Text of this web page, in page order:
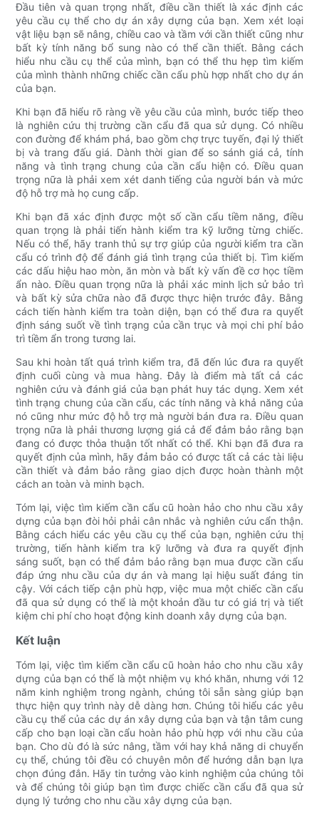
Đầu tiên và quan trọng nhất, điều cần thiết là xác định các
yêu cầu cụ thể cho dự án xây dựng của bạn. Xem xét loại
vật liệu bạn sẽ nâng, chiều cao và tầm với cần thiết cũng như
bất kỳ tính năng bổ sung nào có thể cần thiết. Bằng cách
hiểu nhu cầu cụ thể của mình, bạn có thể thu hẹp tìm kiếm
của mình thành những chiếc cần cẩu phù hợp nhất cho dự án
của bạn.
Khi bạn đã hiểu rõ ràng về yêu cầu của mình, bước tiếp theo
là nghiên cứu thị trường cần cẩu đã qua sử dụng. Có nhiều
con đường để khám phá, bao gồm chợ trực tuyến, đại lý thiết
bị và trang đấu giá. Dành thời gian để so sánh giá cả, tính
năng và tình trạng chung của cần cẩu hiện có. Điều quan
trọng nữa là phải xem xét danh tiếng của người bán và mức
độ hỗ trợ mà họ cung cấp.
Khi bạn đã xác định được một số cần cẩu tiềm năng, điều
quan trọng là phải tiến hành kiểm tra kỹ lưỡng từng chiếc.
Nếu có thể, hãy tranh thủ sự trợ giúp của người kiểm tra cần
cẩu có trình độ để đánh giá tình trạng của thiết bị. Tìm kiếm
các dấu hiệu hao mòn, ăn mòn và bất kỳ vấn đề cơ học tiềm
ẩn nào. Điều quan trọng nữa là phải xác minh lịch sử bảo trì
và bất kỳ sửa chữa nào đã được thực hiện trước đây. Bằng
cách tiến hành kiểm tra toàn diện, bạn có thể đưa ra quyết
định sáng suốt về tình trạng của cần trục và mọi chi phí bảo
trì tiềm ẩn trong tương lai.
Sau khi hoàn tất quá trình kiểm tra, đã đến lúc đưa ra quyết
định cuối cùng và mua hàng. Đây là điểm mà tất cả các
nghiên cứu và đánh giá của bạn phát huy tác dụng. Xem xét
tình trạng chung của cần cẩu, các tính năng và khả năng của
nó cũng như mức độ hỗ trợ mà người bán đưa ra. Điều quan
trọng nữa là phải thương lượng giá cả để đảm bảo rằng bạn
đang có được thỏa thuận tốt nhất có thể. Khi bạn đã đưa ra
quyết định của mình, hãy đảm bảo có được tất cả các tài liệu
cần thiết và đảm bảo rằng giao dịch được hoàn thành một
cách an toàn và minh bạch.
Tóm lại, việc tìm kiếm cần cẩu cũ hoàn hảo cho nhu cầu xây
dựng của bạn đòi hỏi phải cân nhắc và nghiên cứu cẩn thận.
Bằng cách hiểu các yêu cầu cụ thể của bạn, nghiên cứu thị
trường, tiến hành kiểm tra kỹ lưỡng và đưa ra quyết định
sáng suốt, bạn có thể đảm bảo rằng bạn mua được cần cẩu
đáp ứng nhu cầu của dự án và mang lại hiệu suất đáng tin
cậy. Với cách tiếp cận phù hợp, việc mua một chiếc cần cẩu
đã qua sử dụng có thể là một khoản đầu tư có giá trị và tiết
kiệm chi phí cho hoạt động kinh doanh xây dựng của bạn.
Kết luận
Tóm lại, việc tìm kiếm cần cẩu cũ hoàn hảo cho nhu cầu xây
dựng của bạn có thể là một nhiệm vụ khó khăn, nhưng với 12
năm kinh nghiệm trong ngành, chúng tôi sẵn sàng giúp bạn
thực hiện quy trình này dễ dàng hơn. Chúng tôi hiểu các yêu
cầu cụ thể của các dự án xây dựng của bạn và tận tâm cung
cấp cho bạn loại cần cẩu hoàn hảo phù hợp với nhu cầu của
bạn. Cho dù đó là sức nâng, tầm với hay khả năng di chuyển
cụ thể, chúng tôi đều có chuyên môn để hướng dẫn bạn lựa
chọn đúng đắn. Hãy tin tưởng vào kinh nghiệm của chúng tôi
và để chúng tôi giúp bạn tìm được chiếc cần cẩu đã qua sử
dụng lý tưởng cho nhu cầu xây dựng của bạn.